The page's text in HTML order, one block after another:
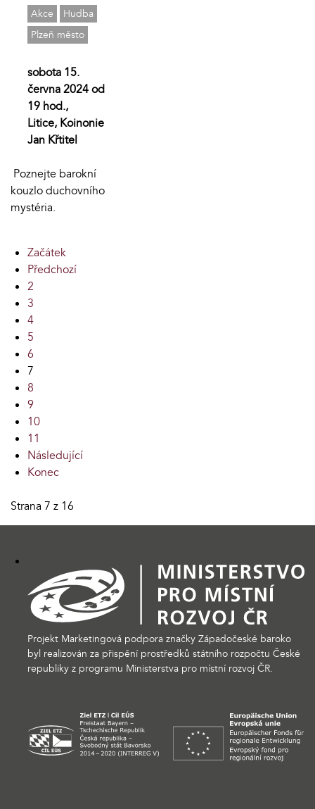
Akce
Hudba
Plzeň město
sobota 15.
června 2024 od
19 hod.,
Litice, Koinonie
Jan Křtitel
Poznejte barokní
kouzlo duchovního
mystéria.
Začátek
Předchozí
2
3
4
5
6
7
8
9
10
11
Následující
Konec
Strana 7 z 16
Projekt Marketingová podpora značky Západočeské baroko
byl realizován za přispění prostředků státního rozpočtu České
republiky z programu Ministerstva pro místní rozvoj ČR.